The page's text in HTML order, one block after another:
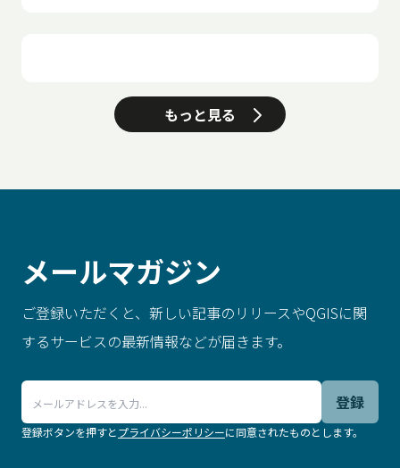
もっと見る
メールマガジン
ご登録いただくと、新しい記事のリリースやQGISに関
するサービスの最新情報などが届きます。
登録
登録ボタンを押すとプライバシーポリシーに同意されたものとします。